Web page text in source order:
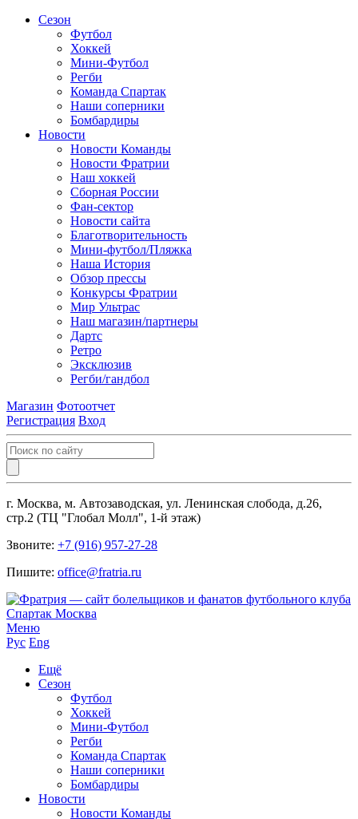
Сезон
Футбол
Хоккей
Мини-Футбол
Регби
Команда Спартак
Наши соперники
Бомбардиры
Новости
Новости Команды
Новости Фратрии
Наш хоккей
Сборная России
Фан-cектор
Новости сайта
Благотворительность
Мини-футбол/Пляжка
Наша История
Обзор прессы
Конкурсы Фратрии
Мир Ультрас
Наш магазин/партнеры
Дартс
Ретро
Эксклюзив
Регби/гандбол
Магазин Фотоотчет
Регистрация Вход
г. Москва, м. Автозаводская, ул. Ленинская слобода, д.26,
стр.2 (ТЦ "Глобал Молл", 1-й этаж)
Звоните: +7 (916) 957-27-28
Пишите: office@fratria.ru
Меню
Рус Eng
Ещё
Сезон
Футбол
Хоккей
Мини-Футбол
Регби
Команда Спартак
Наши соперники
Бомбардиры
Новости
Новости Команды